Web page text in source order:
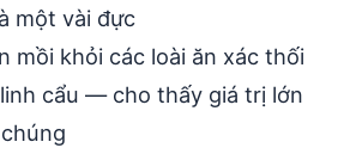
một vài đực
mồi khỏi các loài ăn xác thối
cẩu — cho thấy giá trị lớn